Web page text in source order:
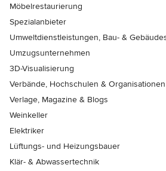
Möbelrestaurierung
Spezialanbieter
Umweltdienstleistungen, Bau- &
Umzugsunternehmen
3D-Visualisierung
Verbände, Hochschulen & Organisationen
Verlage, Magazine & Blogs
Weinkeller
Elektriker
Lüftungs- und Heizungsbauer
Klär- & Abwassertechnik